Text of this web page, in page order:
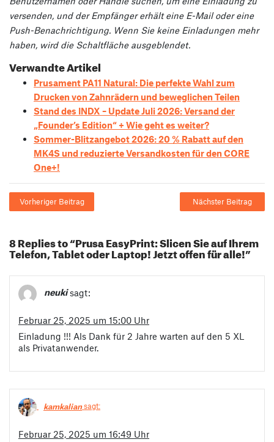
versenden, und der Empfänger erhält eine E-Mail oder eine
Push-Benachrichtigung. Wenn Sie keine Einladungen mehr
haben, wird die Schaltfläche ausgeblendet.
Verwandte Artikel
Prusament PA11 Natural: Die perfekte Wahl zum
Drucken von Zahnrädern und beweglichen Teilen
Stand des INDX – Update Juli 2026: Versand der
„Founder’s Edition“ + Wie geht es weiter?
Sommer-Blitzangebot 2026: 20 % Rabatt auf den
MK4S und reduzierte Versandkosten für den CORE
One+!
Vorheriger Beitrag Nächster Beitrag
8 Replies to “Prusa EasyPrint: Slicen Sie auf Ihrem
Telefon, Tablet oder Laptop! Jetzt offen für alle!”
neuki sagt:
Februar 25, 2025 um 15:00 Uhr
Einladung !!! Als Dank für 2 Jahre warten auf den 5 XL
als Privatanwender.
kamkaliansagt:
Februar 25, 2025 um 16:49 Uhr